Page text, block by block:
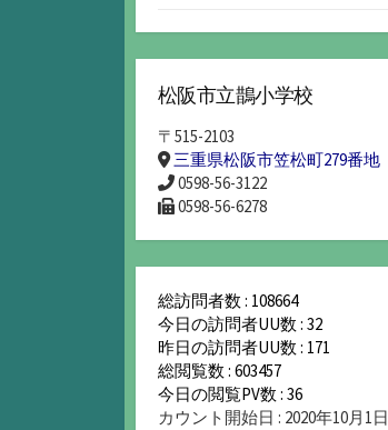
松阪市立鵲小学校
〒515-2103
三重県松阪市笠松町279番地
0598-56-3122
0598-56-6278
総訪問者数 : 108664
今日の訪問者UU数 : 32
昨日の訪問者UU数 : 171
総閲覧数 : 603457
今日の閲覧PV数 : 36
カウント開始日 : 2020年10月1日